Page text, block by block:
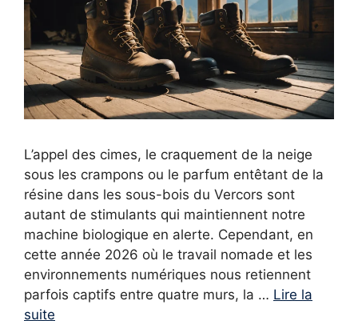
L’appel des cimes, le craquement de la neige
sous les crampons ou le parfum entêtant de la
résine dans les sous-bois du Vercors sont
autant de stimulants qui maintiennent notre
machine biologique en alerte. Cependant, en
cette année 2026 où le travail nomade et les
environnements numériques nous retiennent
parfois captifs entre quatre murs, la … Lire la
suite